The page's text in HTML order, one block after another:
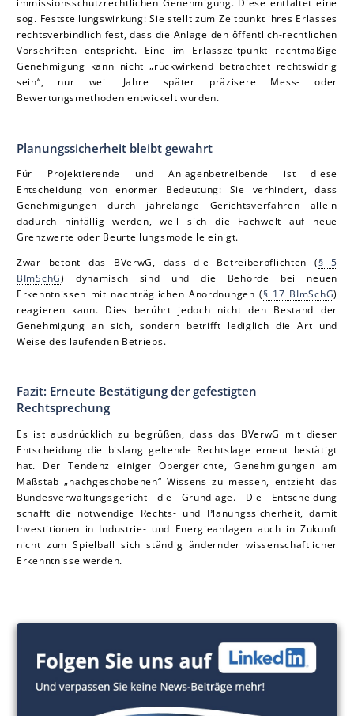
immissionsschutzrechtlichen Genehmigung. Diese entfaltet eine
sog. Feststellungswirkung: Sie stellt zum Zeitpunkt ihres Erlasses
rechtsverbindlich fest, dass die Anlage den öffentlich-rechtlichen
Vorschriften entspricht. Eine im Erlasszeitpunkt rechtmäßige
Genehmigung kann nicht „rückwirkend betrachtet rechtswidrig
sein“, nur weil Jahre später präzisere Mess- oder
Bewertungsmethoden entwickelt wurden.
Planungssicherheit bleibt gewahrt
Für Projektierende und Anlagenbetreibende ist diese
Entscheidung von enormer Bedeutung: Sie verhindert, dass
Genehmigungen durch jahrelange Gerichtsverfahren allein
dadurch hinfällig werden, weil sich die Fachwelt auf neue
Grenzwerte oder Beurteilungsmodelle einigt.
Zwar betont das BVerwG, dass die Betreiberpflichten (§ 5
BImSchG) dynamisch sind und die Behörde bei neuen
Erkenntnissen mit nachträglichen Anordnungen (§ 17 BImSchG)
reagieren kann. Dies berührt jedoch nicht den Bestand der
Genehmigung an sich, sondern betrifft lediglich die Art und
Weise des laufenden Betriebs.
Fazit: Erneute Bestätigung der gefestigten
Rechtsprechung
Es ist ausdrücklich zu begrüßen, dass das BVerwG mit dieser
Entscheidung die bislang geltende Rechtslage erneut bestätigt
hat. Der Tendenz einiger Obergerichte, Genehmigungen am
Maßstab „nachgeschobenen“ Wissens zu messen, entzieht das
Bundesverwaltungsgericht die Grundlage. Die Entscheidung
schafft die notwendige Rechts- und Planungssicherheit, damit
Investitionen in Industrie- und Energieanlagen auch in Zukunft
nicht zum Spielball sich ständig ändernder wissenschaftlicher
Erkenntnisse werden.